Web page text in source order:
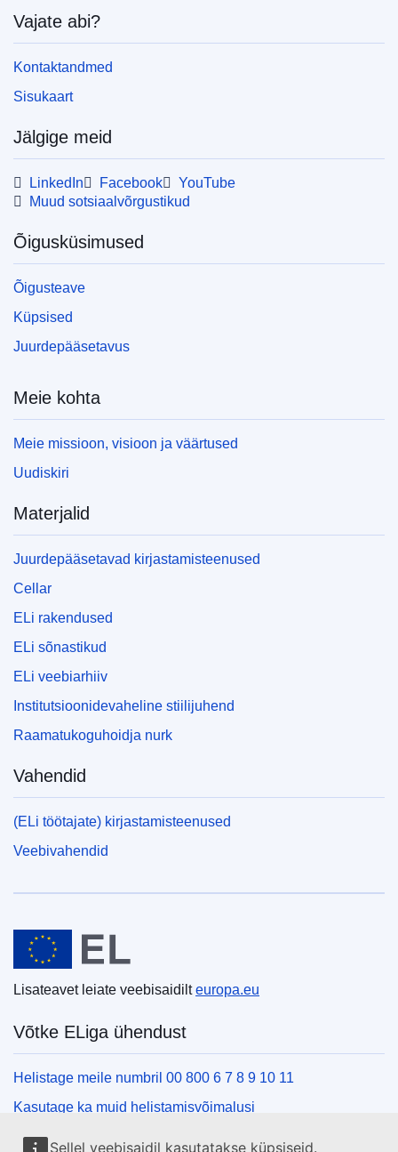
Sellel veebisaidil kasutatakse küpsiseid.
Vajate abi?
Kontaktandmed
Sisukaart
Jälgige meid
LinkedIn Facebook
YouTube
Muud sotsiaalvõrgustikud
Õigusküsimused
Õigusteave
Küpsised
Juurdepääsetavus
Meie kohta
Meie missioon, visioon ja väärtused
Uudiskiri
Materjalid
Juurdepääsetavad kirjastamisteenused
Cellar
ELi rakendused
ELi sõnastikud
ELi veebiarhiiv
Institutsioonidevaheline stiilijuhend
Raamatukoguhoidja nurk
Vahendid
(ELi töötajate) kirjastamisteenused
Veebivahendid
Euroopa Liit
Lisateavet leiate veebisaidilteuropa.eu
Võtke ELiga ühendust
Helistage meile numbril 00 800 6 7 8 9 10 11
Kasutage ka muid helistamisvõimalusi
Kirjutage meile kontaktvormi vahendusel